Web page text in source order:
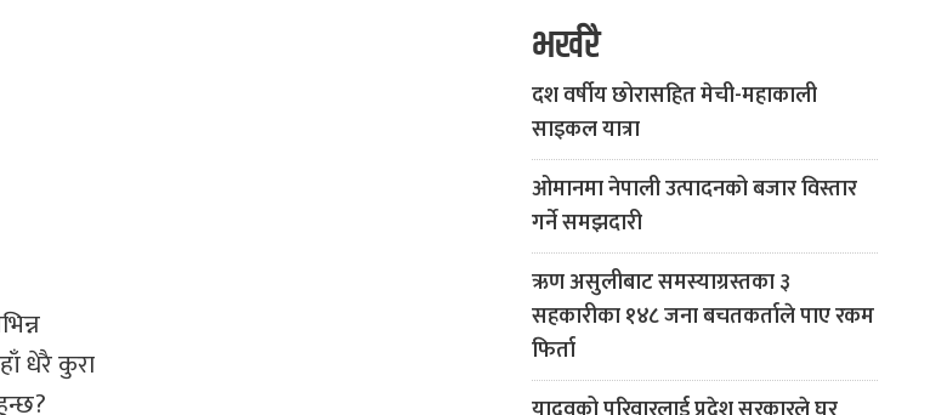
धेरै कुरा
भर्खरै
दश वर्षीय छोरासहित मेची-महाकाली
साइकल यात्रा
ओमानमा नेपाली उत्पादनको बजार विस्तार
गर्ने समझदारी
ऋण असुलीबाट समस्याग्रस्तका ३
सहकारीका १४८ जना बचतकर्ताले पाए रकम
फिर्ता